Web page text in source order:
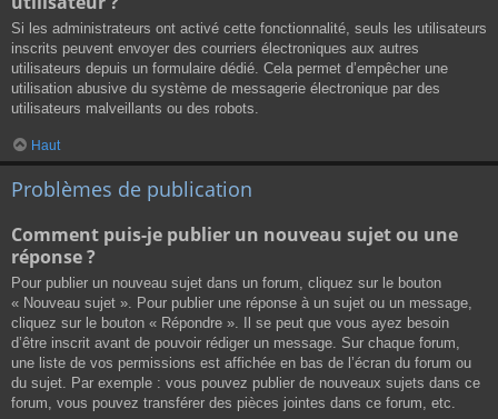
Si les administrateurs ont activé cette fonctionnalité, seuls les utilisateurs
inscrits peuvent envoyer des courriers électroniques aux autres
utilisateurs depuis un formulaire dédié. Cela permet d’empêcher une
utilisation abusive du système de messagerie électronique par des
utilisateurs malveillants ou des robots.
Haut
Problèmes de publication
Comment puis-je publier un nouveau sujet ou une
réponse ?
Pour publier un nouveau sujet dans un forum, cliquez sur le bouton
« Nouveau sujet ». Pour publier une réponse à un sujet ou un message,
cliquez sur le bouton « Répondre ». Il se peut que vous ayez besoin
d’être inscrit avant de pouvoir rédiger un message. Sur chaque forum,
une liste de vos permissions est affichée en bas de l’écran du forum ou
du sujet. Par exemple : vous pouvez publier de nouveaux sujets dans ce
forum, vous pouvez transférer des pièces jointes dans ce forum, etc.